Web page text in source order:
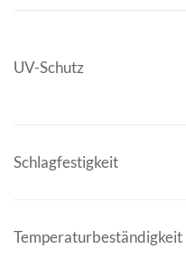
UV-Schutz
Schlagfestigkeit
Temperaturbeständigkeit